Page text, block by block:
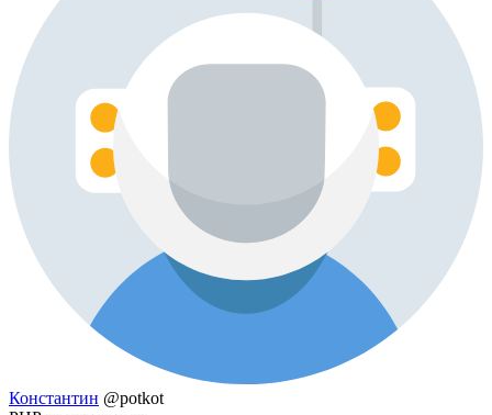
Константин @potkot